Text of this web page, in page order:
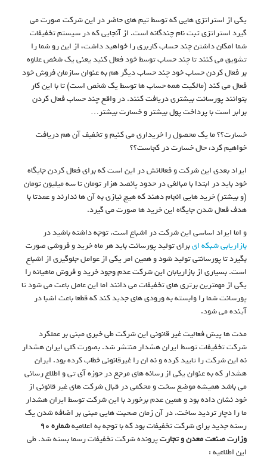
یکی از استراتژی هایی که توسط تیم های حاضر در این شرکت صورت می
گیرد استراتژی ثبت نام چندگانه است. از آنجایی که در سیستم تخفیفات
شما امکان داشتن چند حساب کاربری را خواهید داشت، از این رو شما را
تشویق می کنند تا چند حساب توسط خود فعال کنید یعنی یک شخص علاوه
بر فعال کردن حساب خود چند حساب دیگر هم به عنوان سازمان فروش خود
فعال می کند (مالکیت همه حساب ها توسط یک شخص است) تا با این کار
بتوانند پورسانت بیشتری دریافت کنند. در واقع چند حساب فعال کردن
برابر است با پرداخت پول بیشتر و خسارت بیشتر…
خسارت؟؟ ما یک محصول را خریداری می کنیم و تخفیف آن هم دریافت
خواهیم کرد، حال خسارت در کجاست؟؟
ایراد بعدی این شرکت و فعالانش در این است که برای فعال کردن جایگاه
خود باید در ابتدا با مبالغی در حدود پانصد هزار تومان تا سه میلیون تومان
(و بیشتر) خرید هایی انجام دهند که هیچ نیازی به آن ها ندارند و عمدتا با
هدف فعال شدن جایگاه این خرید ها صورت می گیرد.
و اما ایراد اساسی این شرکت در اشباع است. توجه داشته باشید در
بازاریابی شبکه ایبرای تولید پورسانت باید هر ماه خرید و فروشی صورت
بگیرد تا پورسانتی تولید شود و همین امر یکی از عوامل جلوگیری از اشباع
است. بسیاری از بازاریابان این شرکت عدم وجود خرید و فروش ماهیانه را
یکی از مهمترین برتری های تخفیفات می دانند اما این عامل باعث می شود تا
پورسانت شما را وابسته به ورودی های جدید کند که قطعا باعث اشبا در
آینده می شود.
مدت ها پیش فعالیت غیر قانونی این شرکت طی خبری مبنی بر عملکرد
شرکت تخفیفات توسط ایران هشدار منتشر شد. بصورت کلی ایران هشدار
نه این شرکت را تایید کرده و نه ان را غیرقانونی خطاب کرده بود. ایران
هشدار که به عنوان یکی از رسانه های مرجع در حوزه آی تی و اطلاع رسانی
می باشد همیشه موضع سخت و محکمی در قبال شرکت های غیر قانونی از
خود نشان داده بود و همین عدم برخورد با این شرکت توسط ایران هشدار
ما را دچار تردید ساخت. در آن زمان صحبت هایی مبنی بر اضافه شدن یک
رسته جدید برای شرکت تخفیفات بود که با توجه به اعلامیه
شماره ۹۰
وزارت صنعت معدن و تجارتپرونده شرکت تخفیفات رسما بسته شد. طی
این اطلاعیه :